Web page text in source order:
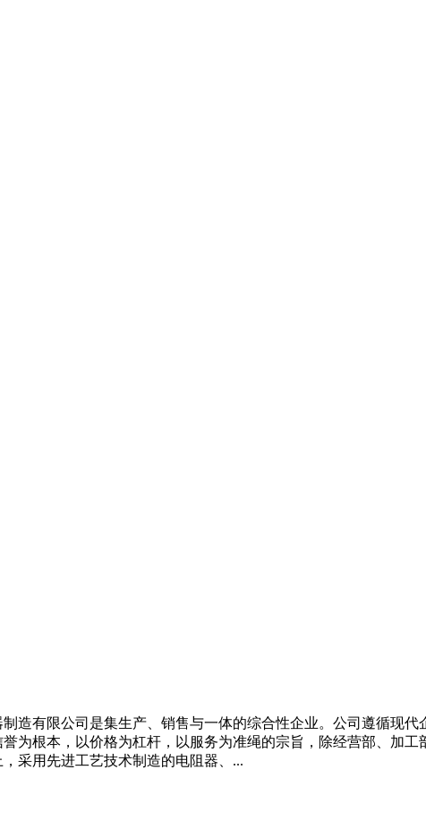
造有限公司是集生产、销售与一体的综合性企业。公司遵循现
为根本，以价格为杠杆，以服务为准绳的宗旨，除经营部、加
采用先进工艺技术制造的电阻器、...